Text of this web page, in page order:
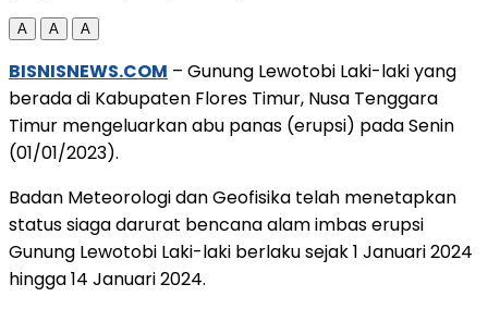
A A A
BISNISNEWS.COM – Gunung Lewotobi Laki-laki yang
berada di Kabupaten Flores Timur, Nusa Tenggara
Timur mengeluarkan abu panas (erupsi) pada Senin
(01/01/2023).
Badan Meteorologi dan Geofisika telah menetapkan
status siaga darurat bencana alam imbas erupsi
Gunung Lewotobi Laki-laki berlaku sejak 1 Januari 2024
hingga 14 Januari 2024.